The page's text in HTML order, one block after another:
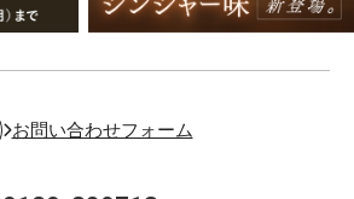
お問い合わせフォーム